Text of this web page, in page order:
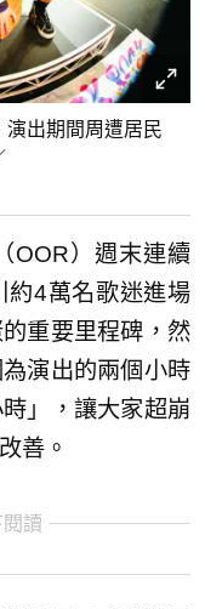
出期間周遭居民
OOR）週末連續
約4萬名歌迷進場
重要里程碑，然
演出的兩個小時
」，讓大家超崩
善。
讀